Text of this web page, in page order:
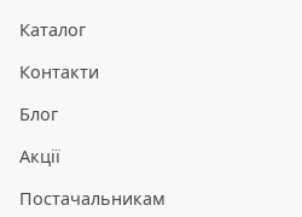
Каталог
Контакти
Блог
Акції
Постачальникам